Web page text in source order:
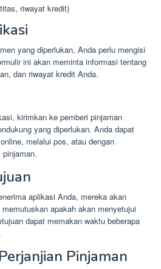
riwayat kredit)
yang diperlukan, Anda perlu mengisi
ini akan meminta informasi tentang
dan riwayat kredit Anda.
kirimkan ke pemberi pinjaman
yang diperlukan. Anda dapat
melalui pos, atau dengan
pinjaman.
aplikasi Anda, mereka akan
apakah akan menyetujui
dapat memakan waktu beberapa
Pinjaman